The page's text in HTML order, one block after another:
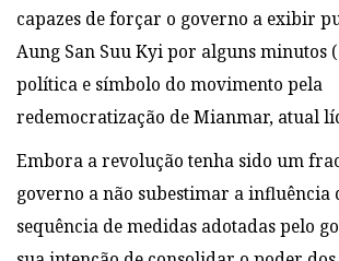
capazes de forçar o governo a exibir
Aung San Suu Kyi por alguns minutos
política e símbolo do movimento pela
redemocratização de Mianmar, atual
Embora a revolução tenha sido um
governo a não subestimar a influência
sequência de medidas adotadas pelo